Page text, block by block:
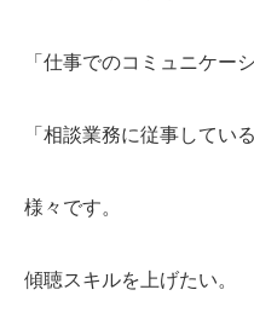
「仕事でのコミュニケー
「相談業務に従事してい
様々です。
傾聴スキルを上げたい。